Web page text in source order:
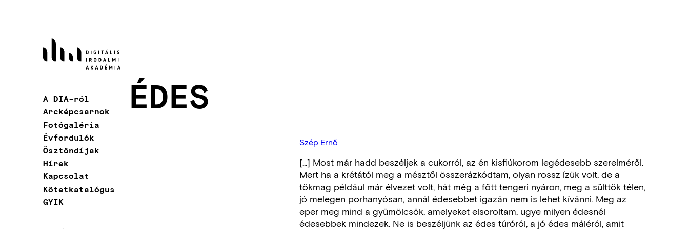
Fő
navigáció
A DIA-ról
Arcképcsarnok
Fotógaléria
Évfordulók
Ösztöndíjak
Hírek
Kapcsolat
Kötetkatalógus
GYIK
ÉDES
Szép Ernő
[...] Most már hadd beszéljek a cukorról, az én kisfiúkorom legédesebb szerelméről.
Mert ha a krétától meg a mésztől összerázkódtam, olyan rossz ízük volt, de a
tökmag például már élvezet volt, hát még a főtt tengeri nyáron, meg a sülttök télen,
jó melegen porhanyósan, annál édesebbet igazán nem is lehet kívánni. Meg az
eper meg mind a gyümölcsök, amelyeket elsoroltam, ugye milyen édesnél
édesebbek mindezek. Ne is beszéljünk az édes túróról, a jó édes máléról, amit